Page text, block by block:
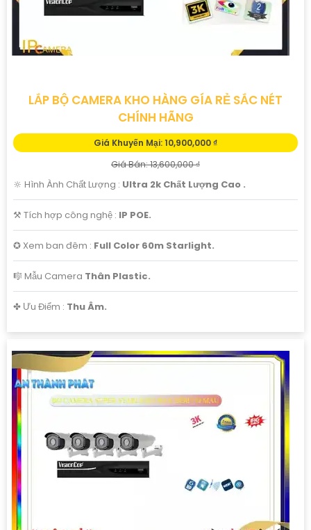
LẮP BỘ CAMERA KHO HÀNG GÍA RẺ SẮC NÉT
CHÍNH HÃNG
Giá Khuyến Mại: 10,900,000 ₫
Giá Bán: 13,600,000 ₫
🔆 Hình Ành Chất Lượng : Ultra 2k Chất Lượng Cao .
⚒ Tích hợp công nghệ : IP POE.
✪ Xem ban đêm : Full Color 60m Starlight.
🎼️ Mẫu Camera Thân Plastic.
️✤ Ưu Điểm : Thu Âm.